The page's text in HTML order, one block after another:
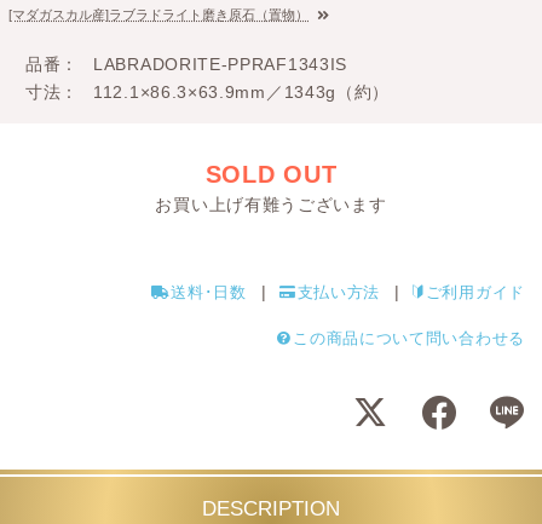
[マダガスカル産]ラブラドライト磨き原石（置物）
品番
LABRADORITE-PPRAF1343IS
寸法
112.1×86.3×63.9mm／1343g（約）
SOLD OUT
お買い上げ有難うございます
送料･日数 支払い方法 ご利用ガイド
この商品について問い合わせる
DESCRIPTION